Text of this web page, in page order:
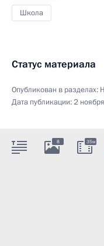
Школа
Статус материала
Опубликован в разделах:
Дата публикации:2
8 35м